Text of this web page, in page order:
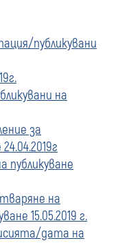
публикувани
на
за
на
15.05.2019 г.
дата на